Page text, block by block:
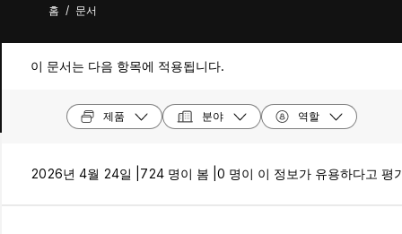
홈 / 문서
이 문서는 다음 항목에 적용됩니다.
제품 분야 역할
2026년 4월 24일 | 724 명이 봄 | 0 명이 이 정보가 유용하다고 평